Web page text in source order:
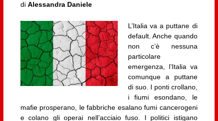
di Alessandra Daniele
L’Italia va a puttane di
default. Anche quando
non c’è nessuna
particolare
emergenza, l’Italia va
comunque a puttane
di suo. I ponti crollano,
i fiumi esondano, le
mafie prosperano, le fabbriche esalano fumi cancerogeni
e colano gli operai nell’acciaio fuso. I politici istigano